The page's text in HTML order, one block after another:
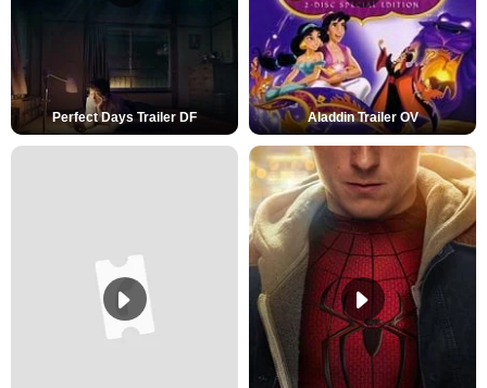
Perfect Days Trailer DF Aladdin Trailer OV